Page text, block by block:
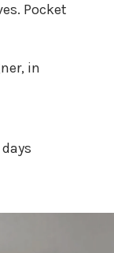
Pocket
in